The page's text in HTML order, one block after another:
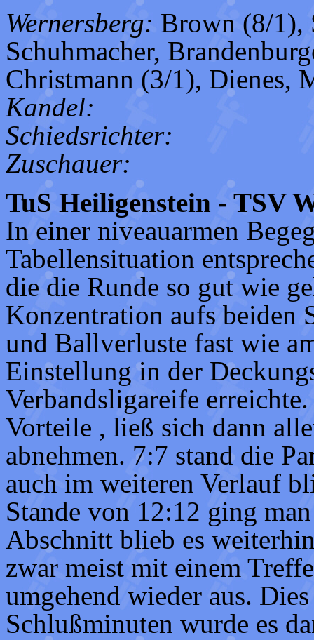
Wernersberg: Brown (8/1),
Schuhmacher,
Christmann (3/1), Dienes,
Kandel:
Schiedsrichter:
Zuschauer:
TuS Heiligenstein - TSV
In einer niveauarmen
Tabellensituation
die die Runde so gut wie
Konzentration aufs beiden
und Ballverluste fast wie
Einstellung in der
Verbandsligareife
Vorteile , ließ sich dann
abnehmen. 7:7 stand die
auch im weiteren Verlauf
Stande von 12:12 ging
Abschnitt blieb es
zwar meist mit einem
umgehend wieder aus.
Schlußminuten wurde es